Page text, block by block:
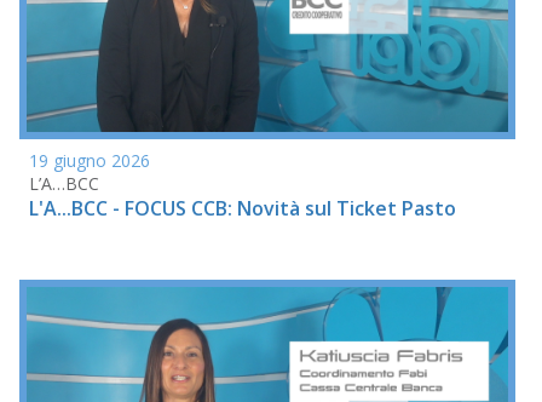
19 giugno 2026
L’A…BCC
L'A...BCC - FOCUS CCB: Novità sul Ticket Pasto